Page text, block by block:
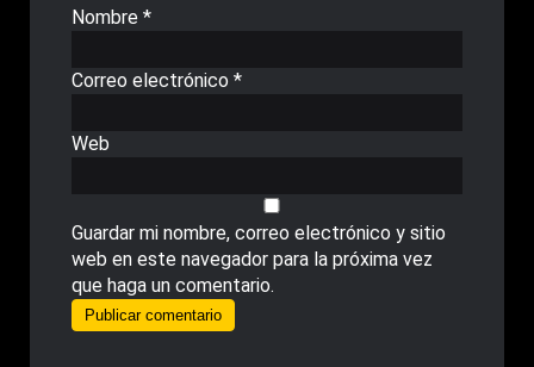
Nombre *
Correo electrónico *
Web
Guardar mi nombre, correo electrónico y sitio
web en este navegador para la próxima vez
que haga un comentario.